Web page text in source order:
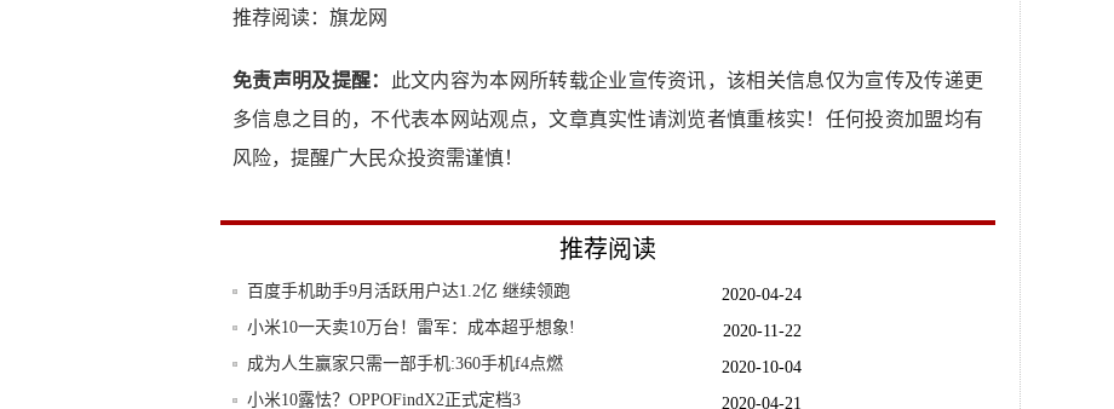
推荐阅读： 旗龙网
免责声明及提醒：
此文内容为本网所转载企业宣传资讯，该相关信息仅为宣传及传递更
多信息之目的，不代表本网站观点，文章真实性请浏览者慎重核实！任何投资加盟均有
风险，提醒广大民众投资需谨慎！
推荐阅读
2020-04-24
百度手机助手9月活跃用户达1.2亿 继续领跑
2020-11-22
小米10一天卖10万台！雷军：成本超乎想象!
2020-10-04
成为人生赢家只需一部手机:360手机f4点燃
2020-04-21
小米10露怯？OPPOFindX2正式定档3